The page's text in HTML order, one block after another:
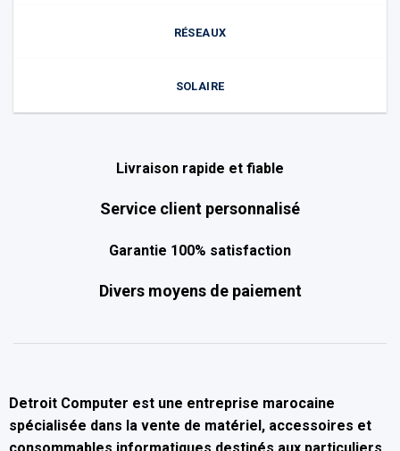
RÉSEAUX
SOLAIRE
Livraison rapide et fiable
Service client personnalisé
Garantie 100% satisfaction
Divers moyens de paiement
Detroit Computer est une entreprise marocaine
spécialisée dans la vente de matériel, accessoires et